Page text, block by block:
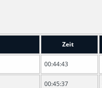
Zeit
00:44:43
00:45:37